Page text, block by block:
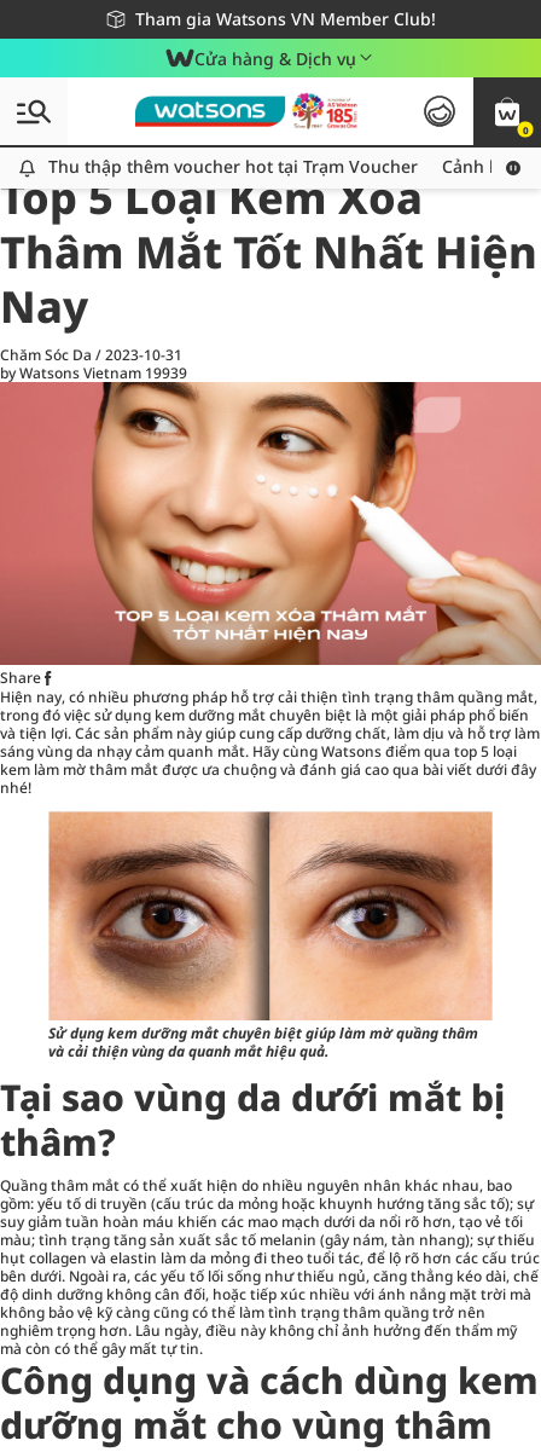
Tham gia Watsons VN Member Club!
Miễn phí giao hàng cho đơn hàng từ 249,000Đ
Giao hàng nhanh 24h - Áp dụng khu vực TP. Hồ Chí Minh
Cửa hàng & Dịch vụ
0
Thu thập thêm voucher hot tại Trạm Voucher
Thu thập thêm voucher hot tại Trạm Voucher Cảnh báo
All
Chăm Sóc Cá Nhân
Top 5 Loại Kem Xóa
Thâm Mắt Tốt Nhất Hiện
Nay
Chăm Sóc Da /2023-10-31
by Watsons Vietnam 19939
Share
Hiện nay, có nhiều phương pháp hỗ trợ cải thiện tình trạng thâm quầng mắt,
trong đó việc sử dụng kem dưỡng mắt chuyên biệt là một giải pháp phổ biến
và tiện lợi. Các sản phẩm này giúp cung cấp dưỡng chất, làm dịu và hỗ trợ làm
sáng vùng da nhạy cảm quanh mắt. Hãy cùngWatsonsđiểm qua top 5 loại
kem làm mờ thâm mắt được ưa chuộng và đánh giá cao qua bài viết dưới đây
nhé!
Sử dụng kem dưỡng mắt chuyên biệt giúp làm mờ quầng thâm
và cải thiện vùng da quanh mắt hiệu quả.
Tại sao vùng da dưới mắt bị
thâm?
Quầng thâm mắt có thể xuất hiện do nhiều nguyên nhân khác nhau, bao
gồm: yếu tố di truyền (cấu trúc da mỏng hoặc khuynh hướng tăng sắc tố); sự
suy giảm tuần hoàn máu khiến các mao mạch dưới da nổi rõ hơn, tạo vẻ tối
màu; tình trạng tăng sản xuất sắc tố melanin (gây nám, tàn nhang); sự thiếu
hụt collagen và elastin làm da mỏng đi theo tuổi tác, để lộ rõ hơn các cấu trúc
bên dưới. Ngoài ra, các yếu tố lối sống như thiếu ngủ, căng thẳng kéo dài, chế
độ dinh dưỡng không cân đối, hoặc tiếp xúc nhiều với ánh nắng mặt trời mà
không bảo vệ kỹ càng cũng có thể làm tình trạng thâm quầng trở nên
nghiêm trọng hơn. Lâu ngày, điều này không chỉ ảnh hưởng đến thẩm mỹ
mà còn có thể gây mất tự tin.
Công dụng và cách dùng kem
dưỡng mắt cho vùng thâm